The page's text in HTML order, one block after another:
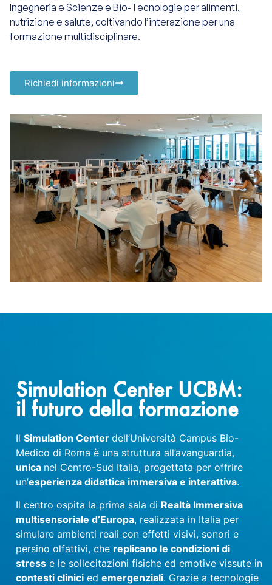
Ingegneria e Scienze e Bio-Tecnologie per alimenti,
nutrizione e salute, coltivando l’interazione per una
formazione multidisciplinare.
Richiedi informazioni
Simulation Center UCBM:
il futuro della formazione
Il Simulation Center dell’Università Campus Bio-
Medico di Roma è una struttura all’avanguardia,
unica nel Centro-Sud Italia, progettata per offrire
un’esperienza didattica immersiva e interattiva.
Il centro ospita la prima sala di Realtà Immersiva
multisensoriale d’Europa, realizzata in Italia per
simulare ambienti reali con effetti visivi, sonori e
persino olfattivi, che replicano le condizioni di
stress e le sollecitazioni fisiche ed emotive vissute in
contesti clinici ed emergenziali. Grazie a tecnologie